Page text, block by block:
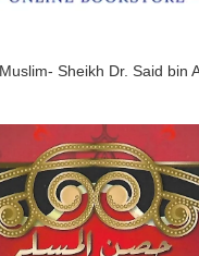
Sheikh Dr. Said bin